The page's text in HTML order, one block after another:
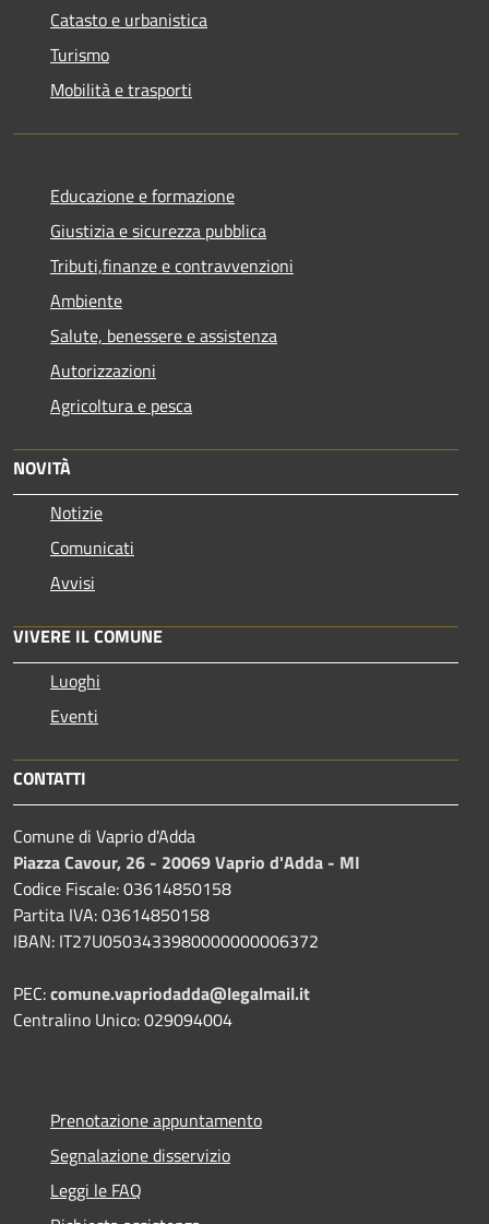
Catasto e urbanistica
Turismo
Mobilità e trasporti
Educazione e formazione
Giustizia e sicurezza pubblica
Tributi,finanze e contravvenzioni
Ambiente
Salute, benessere e assistenza
Autorizzazioni
Agricoltura e pesca
NOVITÀ
Notizie
Comunicati
Avvisi
VIVERE IL COMUNE
Luoghi
Eventi
CONTATTI
Comune di Vaprio d'Adda
Piazza Cavour, 26 - 20069 Vaprio d'Adda - MI
Codice Fiscale: 03614850158
Partita IVA: 03614850158
IBAN: IT27U0503433980000000006372
PEC:comune.vapriodadda@legalmail.it
Centralino Unico: 029094004
Prenotazione appuntamento
Segnalazione disservizio
Leggi le FAQ